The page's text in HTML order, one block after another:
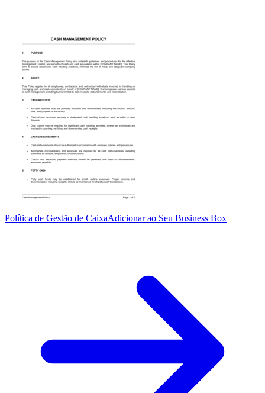
Política de Gestão de CaixaAdicionar ao Seu Business Box